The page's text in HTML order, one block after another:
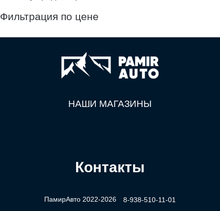
Фильтрация по цене
НАШИ МАГАЗИНЫ
Контакты
ПамирАвто 2022-2026 8-938-510-11-01